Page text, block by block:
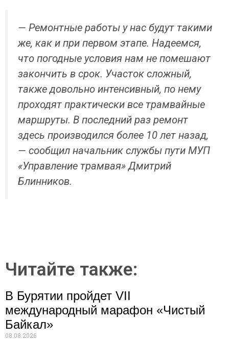
— Ремонтные работы у нас будут такими
же, как и при первом этапе. Надеемся,
что погодные условия нам не помешают
закончить в срок. Участок сложный,
также довольно интенсивный, по нему
проходят практически все трамвайные
маршруты. В последний раз ремонт
здесь производился более 10 лет назад,
— сообщил начальник службы пути МУП
«Управление трамвая» Дмитрий
Блинников.
Читайте также:
В Бурятии пройдет VII
международный марафон «Чистый
Байкал»
08.08.2026